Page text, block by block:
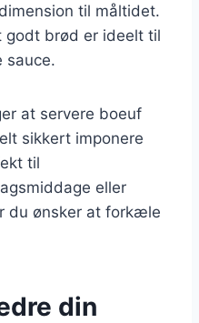
til måltidet.
godt brød er ideelt til
sauce.
at servere boeuf
sikkert imponere
til
eller
du ønsker at forkæle
din